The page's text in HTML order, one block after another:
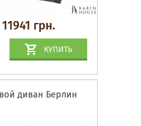
11941 грн.
КУПИТЬ
диван Берлин